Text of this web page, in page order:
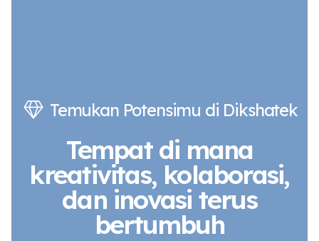
Temukan Potensimu di Dikshatek
Tempat di mana
kreativitas, kolaborasi,
dan inovasi terus
bertumbuh